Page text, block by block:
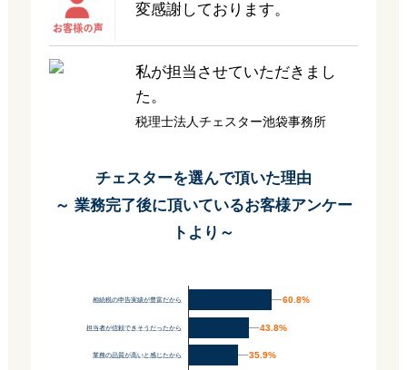
変感謝しております。
私が担当させていただきまし
た。
税理士法人チェスター池袋事務所
チェスターを選んで頂いた理由
～ 業務完了後に頂いているお客様アンケー
トより～
相続税の申告実績が豊富だから
担当者が信頼できそうだったから
業務の品質が高いと感じたから
60.8%
60.8%
43.8%
43.8%
35.9%
35.9%